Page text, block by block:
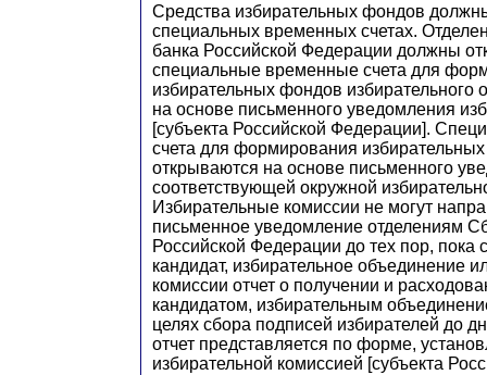
Средства избирательных фондов
специальных временных счетах.
банка Российской Федерации должны
специальные временные счета для
избирательных фондов избирательного
на основе письменного уведомления
[субъекта Российской Федерации].
счета для формирования
открываются на основе письменного
соответствующей окружной
Избирательные комиссии не могут
письменное уведомление отделениям
Российской Федерации до тех пор, пока
кандидат, избирательное объединение
комиссии отчет о получении и
кандидатом, избирательным
целях сбора подписей избирателей до
отчет представляется по форме,
избирательной комиссией [субъекта